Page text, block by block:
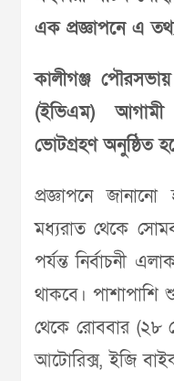
এক প্রজ্ঞাপনে এ
কালীগঞ্জ
(ইভিএম) আগামী
ভোটগ্রহণ অনুষ্ঠিত
প্রজ্ঞাপনে
মধ্যরাত থেকে
পর্যন্ত নির্বাচনী
থাকবে। পাশাপাশি
থেকে রোববার (২৮
আটোরিক্স, ইজি